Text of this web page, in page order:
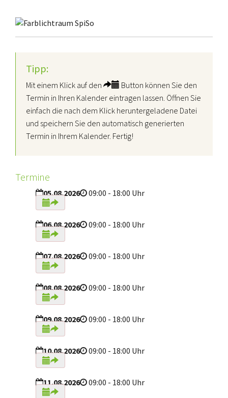
Tipp:
Mit einem Klick auf den
Button können Sie den
Termin in Ihren Kalender eintragen lassen. Öffnen Sie
einfach die nach dem Klick heruntergeladene Datei
und speichern Sie den automatisch generierten
Termin in Ihrem Kalender. Fertig!
Termine
05.08.2026 09:00 - 18:00 Uhr
06.08.2026 09:00 - 18:00 Uhr
07.08.2026 09:00 - 18:00 Uhr
08.08.2026 09:00 - 18:00 Uhr
09.08.2026 09:00 - 18:00 Uhr
10.08.2026 09:00 - 18:00 Uhr
11.08.2026 09:00 - 18:00 Uhr